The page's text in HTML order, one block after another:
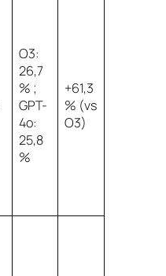
O3:
26,7
% ;
GPT-
4o:
25,8
%
+61,3
% (vs
O3)